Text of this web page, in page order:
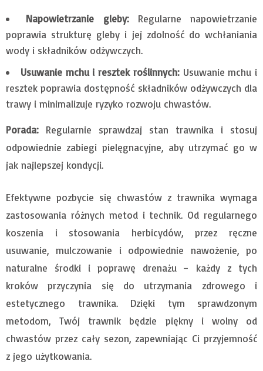
Napowietrzanie gleby:Regularne napowietrzanie
poprawia strukturę gleby i jej zdolność do wchłaniania
wody i składników odżywczych.
Usuwanie mchu i resztek roślinnych:Usuwanie mchu i
resztek poprawia dostępność składników odżywczych dla
trawy i minimalizuje ryzyko rozwoju chwastów.
Porada: Regularnie sprawdzaj stan trawnika i stosuj
odpowiednie zabiegi pielęgnacyjne, aby utrzymać go w
jak najlepszej kondycji.
Efektywne pozbycie się chwastów z trawnika wymaga
zastosowania różnych metod i technik. Od regularnego
koszenia i stosowania herbicydów, przez ręczne
usuwanie, mulczowanie i odpowiednie nawożenie, po
naturalne środki i poprawę drenażu – każdy z tych
kroków przyczynia się do utrzymania zdrowego i
estetycznego trawnika. Dzięki tym sprawdzonym
metodom, Twój trawnik będzie piękny i wolny od
chwastów przez cały sezon, zapewniając Ci przyjemność
z jego użytkowania.